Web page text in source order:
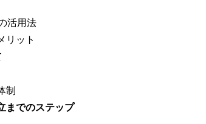
活用法
リット
制
までのステップ